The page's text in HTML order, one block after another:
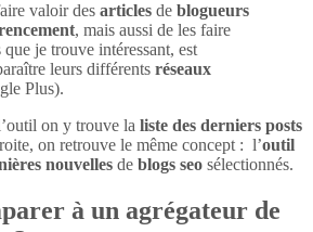
valoir des articles de blogueurs
, mais aussi de les faire
je trouve intéressant, est
leurs différents réseaux
Plus).
on y trouve la liste des derniers posts
on retrouve le même concept : l’outil
nouvelles de blogs seo sélectionnés.
à un agrégateur de